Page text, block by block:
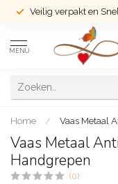
Veilig verpakt en
MENU
Home / Vaas Metaal
Vaas Metaal
Handgrepen
(0)